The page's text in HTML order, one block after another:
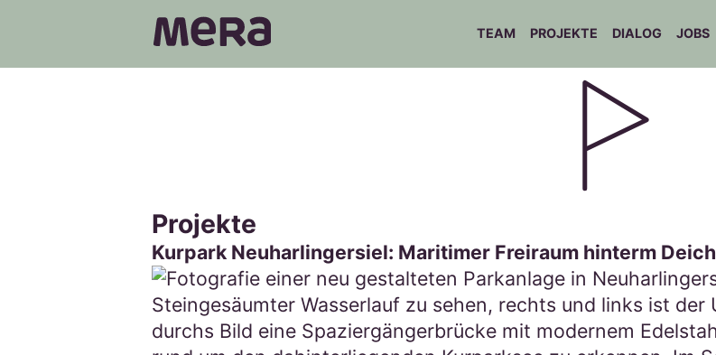
TEAM PROJEKTE DIALOG JOBS
Projekte
Kurpark Neuharlingersiel: Maritimer Freiraum hinterm Deich